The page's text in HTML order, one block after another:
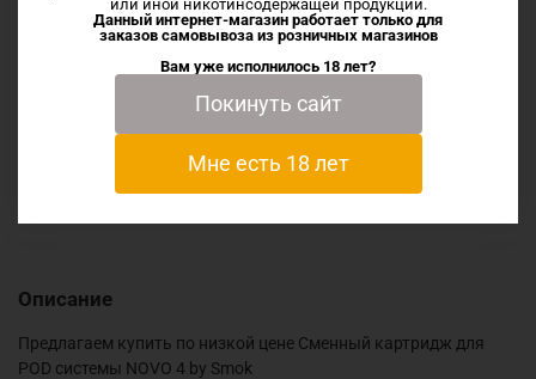
Описание
Предлагаем купить по низкой цене Сменный картридж для
POD системы NOVO 4 by Smok
или иной никотинсодержащей продукции.
Данный интернет-магазин работает только для
заказов самовывоза из розничных магазинов
Вам уже исполнилось 18 лет?
Покинуть сайт
Мне есть 18 лет